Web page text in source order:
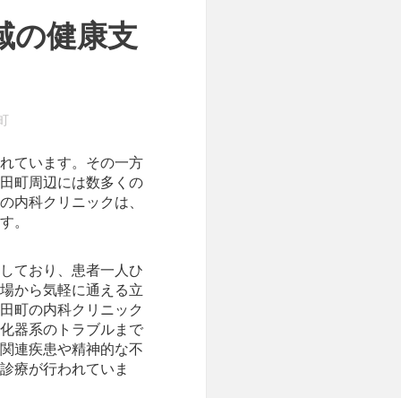
の健康支
ています。 その一方
町周辺には数多くの
内科クリニックは、
。
ており、患者一人ひ
から気軽に通える立
町の内科クリニック
器系のトラブルまで
連疾患や精神的な不
療が行われていま